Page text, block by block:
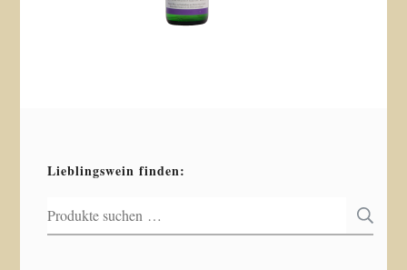
Lieblingswein finden:
Suchen
nach: